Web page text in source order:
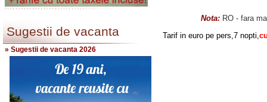
Sugestii de vacanta
» Sugestii de vacanta 2026
Nota:RO - fara
Tarif in euro pe pers,7 nopti,